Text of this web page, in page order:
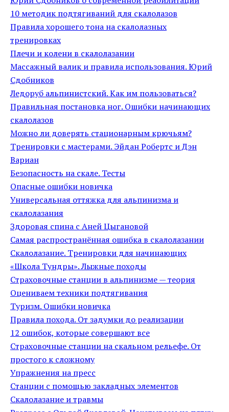
10 методик подтягиваний для скалолазов
Правила хорошего тона на скалолазных
тренировках
Плечи и колени в скалолазании
Массажный валик и правила использования. Юрий
Сдобников
Ледоруб альпинистский. Как им пользоваться?
Правильная постановка ног. Ошибки начинающих
скалолазов
Можно ли доверять стационарным крючьям?
Тренировки с мастерами. Эйдан Робертс и Дэн
Вариан
Безопасность на скале. Тесты
Опасные ошибки новичка
Универсальная оттяжка для альпинизма и
скалолазания
Здоровая спина с Аней Цыгановой
Самая распространённая ошибка в скалолазании
Скалолазание. Тренировки для начинающих
«Школа Тундры». Лыжные походы
Страховочные станции в альпинизме — теория
Оцениваем техники подтягивания
Туризм. Ошибки новичка
Правила похода. От задумки до реализации
12 ошибок, которые совершают все
Страховочные станции на скальном рельефе. От
простого к сложному
Упражнения на пресс
Станции с помощью закладных элементов
Скалолазание и травмы